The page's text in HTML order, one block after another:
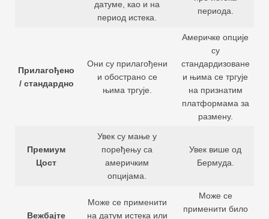
датуме, као и на
период истека.
периода.
Прилагођено
/ стандардно
Они су прилагођени
и обострано се
њима тргује.
Америчке опције
су
стандардизоване
и њима се тргује
на признатим
платформама за
размену.
Премиум
Цост
Увек су мање у
поређењу са
америчким
опцијама.
Увек више од
Бермуда.
Вежбајте
Може се применити
на датум истека или
Може се
применити било